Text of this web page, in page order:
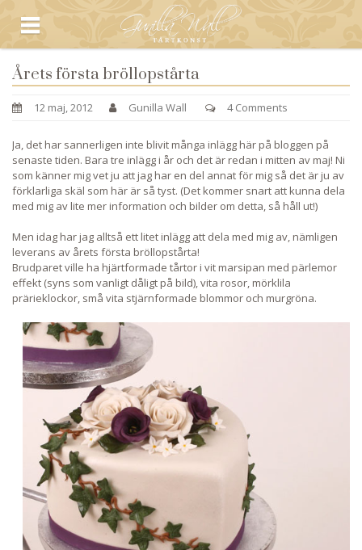
Årets första bröllopstårta
12 maj, 2012 Gunilla Wall 4 Comments
Ja, det har sannerligen inte blivit många inlägg här på bloggen på
senaste tiden. Bara tre inlägg i år och det är redan i mitten av maj! Ni
som känner mig vet ju att jag har en del annat för mig så det är ju av
förklarliga skäl som här är så tyst. (Det kommer snart att kunna dela
med mig av lite mer information och bilder om detta, så håll ut!)
Men idag har jag alltså ett litet inlägg att dela med mig av, nämligen
leverans av årets första bröllopstårta!
Brudparet ville ha hjärtformade tårtor i vit marsipan med pärlemor
effekt (syns som vanligt dåligt på bild), vita rosor, mörklila
prärieklockor, små vita stjärnformade blommor och murgröna.